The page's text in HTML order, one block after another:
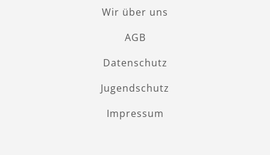
Wir über uns
AGB
Datenschutz
Jugendschutz
Impressum